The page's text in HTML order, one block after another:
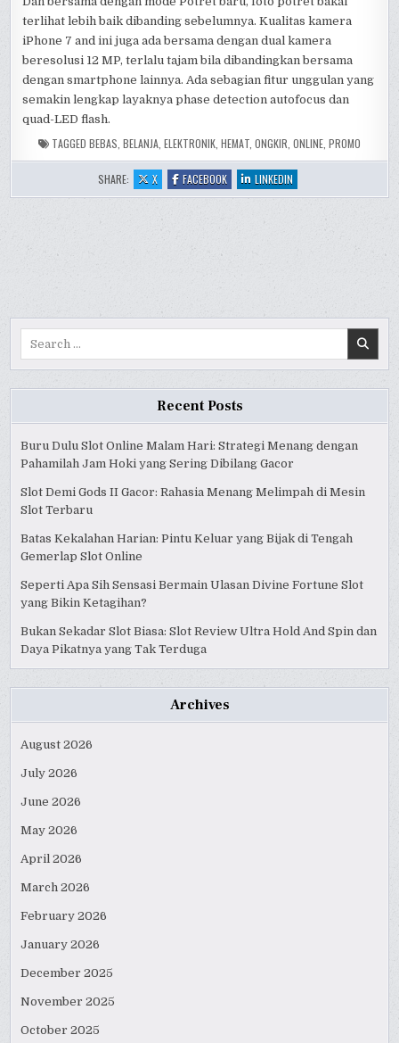
terlihat lebih baik dibanding sebelumnya. Kualitas kamera
iPhone 7 and ini juga ada bersama dengan dual kamera
beresolusi 12 MP, terlalu tajam bila dibandingkan bersama
dengan smartphone lainnya. Ada sebagian fitur unggulan yang
semakin lengkap layaknya phase detection autofocus dan
quad-LED flash.
TAGGED BEBAS BELANJA ELEKTRONIK HEMAT ONGKIR ONLINE PROMO
SHARE: X:
7
HAL
FACEBOOK:
7
HAL
LINKEDIN
7
HAL
Recent Posts
Buru Dulu Slot Online Malam Hari: Strategi Menang dengan
Pahamilah Jam Hoki yang Sering Dibilang Gacor
Slot Demi Gods II Gacor: Rahasia Menang Melimpah di Mesin
Slot Terbaru
Batas Kekalahan Harian: Pintu Keluar yang Bijak di Tengah
Gemerlap Slot Online
Seperti Apa Sih Sensasi Bermain Ulasan Divine Fortune Slot
yang Bikin Ketagihan?
Bukan Sekadar Slot Biasa: Slot Review Ultra Hold And Spin dan
Daya Pikatnya yang Tak Terduga
Archives
August 2026
July 2026
June 2026
May 2026
April 2026
March 2026
February 2026
January 2026
December 2025
November 2025
October 2025